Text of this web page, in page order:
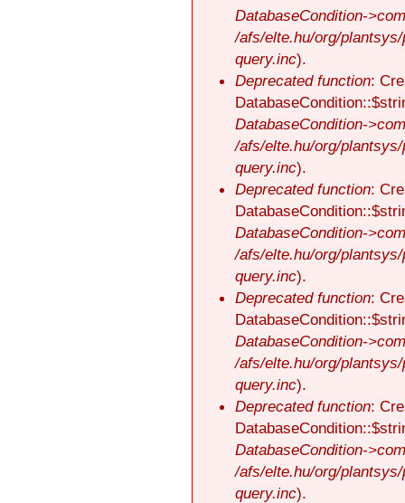
DatabaseCondition-
/afs/elte.hu/org/
query.inc).
Deprecated function:
DatabaseCondition-
/afs/elte.hu/org/
query.inc).
Deprecated function:
DatabaseCondition-
/afs/elte.hu/org/
query.inc).
Deprecated function:
DatabaseCondition-
/afs/elte.hu/org/
query.inc).
Deprecated function:
DatabaseCondition-
/afs/elte.hu/org/
query.inc).